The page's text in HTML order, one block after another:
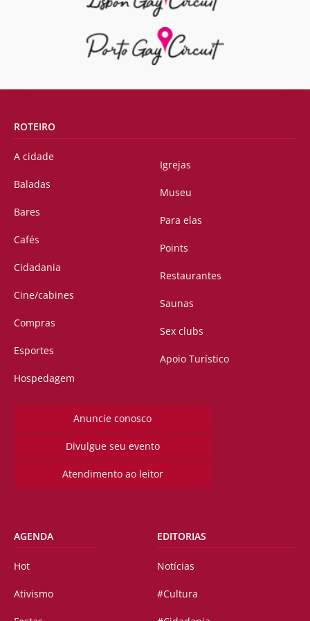
ROTEIRO
A cidade
Baladas
Bares
Cafés
Cidadania
Cine/cabines
Compras
Esportes
Hospedagem
Igrejas
Museu
Para elas
Points
Restaurantes
Saunas
Sex clubs
Apoio Turístico
Anuncie conosco
Divulgue seu evento
Atendimento ao leitor
AGENDA
Hot
Ativismo
EDITORIAS
Notícias
#Cultura